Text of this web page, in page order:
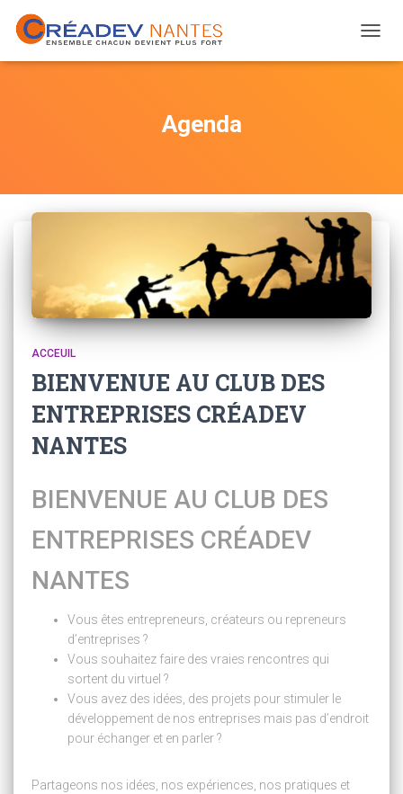
LA
Agenda
ACCEUIL
BIENVENUE AU CLUB DES
ENTREPRISES CRÉADEV
NANTES
BIENVENUE AU CLUB DES
ENTREPRISES CRÉADEV
NANTES
Vous êtes entrepreneurs, créateurs ou repreneurs
d’entreprises ?
Vous souhaitez faire des vraies rencontres qui
sortent du virtuel ?
Vous avez des idées, des projets pour stimuler le
développement de nos entreprises mais pas d’endroit
pour échanger et en parler ?
Partageons nos idées, nos expériences, nos pratiques et